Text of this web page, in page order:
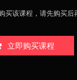
买该课程，请先购买后
立即购买课程